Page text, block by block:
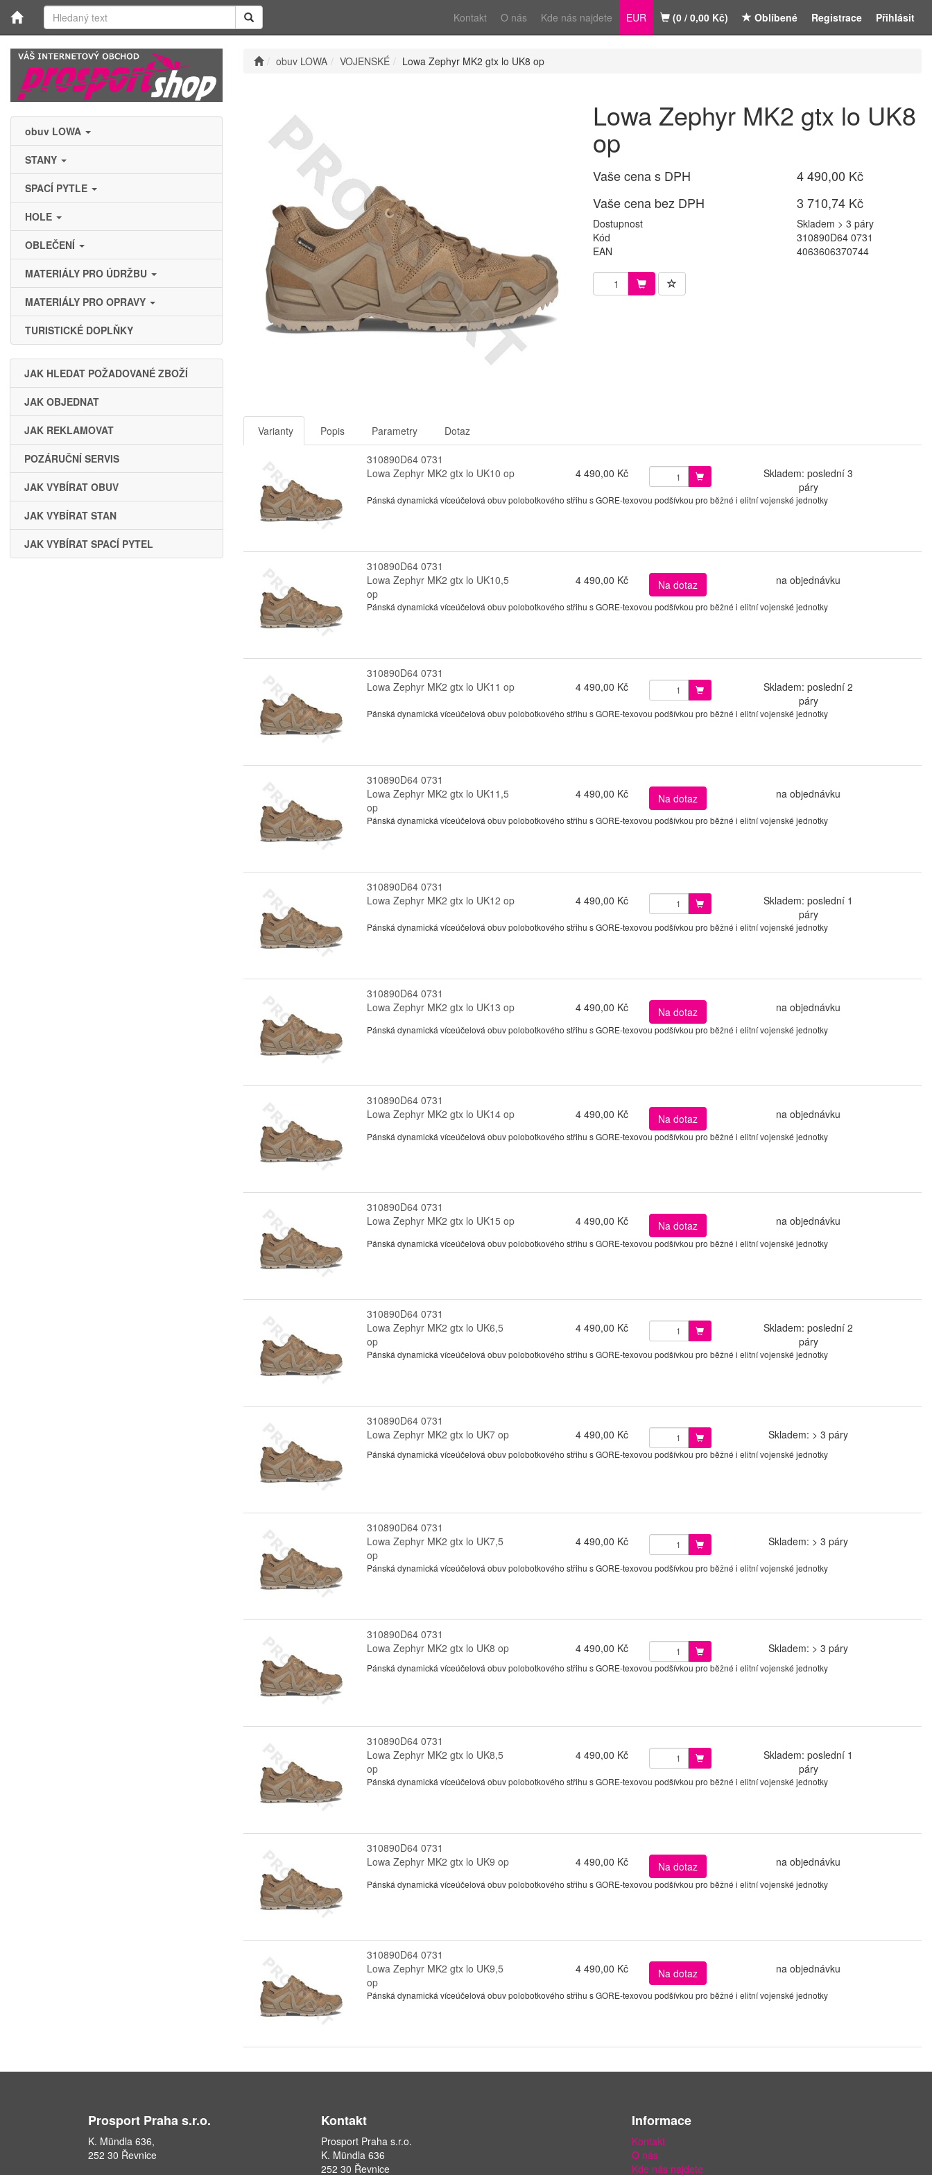
Registrace Přihlásit
Kontakt O nás Kde nás najdete EUR (0 / 0,00 Kč) Oblíbené
obuv LOWA
STANY
SPACÍ PYTLE
HOLE
OBLEČENÍ
MATERIÁLY PRO ÚDRŽBU
MATERIÁLY PRO OPRAVY
TURISTICKÉ DOPLŇKY
JAK HLEDAT POŽADOVANÉ ZBOŽÍ
JAK OBJEDNAT
JAK REKLAMOVAT
POZÁRUČNÍ SERVIS
JAK VYBÍRAT OBUV
JAK VYBÍRAT STAN
JAK VYBÍRAT SPACÍ PYTEL
obuv LOWA VOJENSKÉ Lowa Zephyr MK2 gtx lo UK8 op
Lowa Zephyr MK2 gtx lo UK8
op
Vaše cena s DPH
4 490,00 Kč
Vaše cena bez DPH
3 710,74 Kč
Dostupnost
Skladem > 3 páry
Kód
310890D64 0731
EAN
4063606370744
Varianty Popis Parametry Dotaz
310890D64 0731
Lowa Zephyr MK2 gtx lo UK10 op
4 490,00 Kč
Skladem: poslední 3
páry
Pánská dynamická víceúčelová obuv polobotkového střihu s GORE-texovou podšívkou pro běžné i elitní vojenské jednotky
310890D64 0731
Lowa Zephyr MK2 gtx lo UK10,5
op
4 490,00 Kč Na dotaz na objednávku
Pánská dynamická víceúčelová obuv polobotkového střihu s GORE-texovou podšívkou pro běžné i elitní vojenské jednotky
310890D64 0731
Lowa Zephyr MK2 gtx lo UK11 op
4 490,00 Kč
Skladem: poslední 2
páry
Pánská dynamická víceúčelová obuv polobotkového střihu s GORE-texovou podšívkou pro běžné i elitní vojenské jednotky
310890D64 0731
Lowa Zephyr MK2 gtx lo UK11,5
op
4 490,00 Kč Na dotaz na objednávku
Pánská dynamická víceúčelová obuv polobotkového střihu s GORE-texovou podšívkou pro běžné i elitní vojenské jednotky
310890D64 0731
Lowa Zephyr MK2 gtx lo UK12 op
4 490,00 Kč
Skladem: poslední 1
páry
Pánská dynamická víceúčelová obuv polobotkového střihu s GORE-texovou podšívkou pro běžné i elitní vojenské jednotky
310890D64 0731
Lowa Zephyr MK2 gtx lo UK13 op
4 490,00 Kč Na dotaz na objednávku
Pánská dynamická víceúčelová obuv polobotkového střihu s GORE-texovou podšívkou pro běžné i elitní vojenské jednotky
310890D64 0731
Lowa Zephyr MK2 gtx lo UK14 op
4 490,00 Kč Na dotaz na objednávku
Pánská dynamická víceúčelová obuv polobotkového střihu s GORE-texovou podšívkou pro běžné i elitní vojenské jednotky
310890D64 0731
Lowa Zephyr MK2 gtx lo UK15 op
4 490,00 Kč Na dotaz na objednávku
Pánská dynamická víceúčelová obuv polobotkového střihu s GORE-texovou podšívkou pro běžné i elitní vojenské jednotky
310890D64 0731
Lowa Zephyr MK2 gtx lo UK6,5
op
4 490,00 Kč
Skladem: poslední 2
páry
Pánská dynamická víceúčelová obuv polobotkového střihu s GORE-texovou podšívkou pro běžné i elitní vojenské jednotky
310890D64 0731
Lowa Zephyr MK2 gtx lo UK7 op
4 490,00 Kč Skladem: > 3 páry
Pánská dynamická víceúčelová obuv polobotkového střihu s GORE-texovou podšívkou pro běžné i elitní vojenské jednotky
310890D64 0731
Lowa Zephyr MK2 gtx lo UK7,5
op
4 490,00 Kč Skladem: > 3 páry
Pánská dynamická víceúčelová obuv polobotkového střihu s GORE-texovou podšívkou pro běžné i elitní vojenské jednotky
310890D64 0731
Lowa Zephyr MK2 gtx lo UK8 op
4 490,00 Kč Skladem: > 3 páry
Pánská dynamická víceúčelová obuv polobotkového střihu s GORE-texovou podšívkou pro běžné i elitní vojenské jednotky
310890D64 0731
Lowa Zephyr MK2 gtx lo UK8,5
op
4 490,00 Kč
Skladem: poslední 1
páry
Pánská dynamická víceúčelová obuv polobotkového střihu s GORE-texovou podšívkou pro běžné i elitní vojenské jednotky
310890D64 0731
Lowa Zephyr MK2 gtx lo UK9 op
4 490,00 Kč Na dotaz na objednávku
Pánská dynamická víceúčelová obuv polobotkového střihu s GORE-texovou podšívkou pro běžné i elitní vojenské jednotky
310890D64 0731
Lowa Zephyr MK2 gtx lo UK9,5
op
4 490,00 Kč Na dotaz na objednávku
Pánská dynamická víceúčelová obuv polobotkového střihu s GORE-texovou podšívkou pro běžné i elitní vojenské jednotky
Prosport Praha s.r.o.
K. Mündla 636,
252 30 Řevnice
Kontakt
Prosport Praha s.r.o.
K. Mündla 636
252 30 Řevnice
Informace
Kontakt
O nás
Kde nás najdete